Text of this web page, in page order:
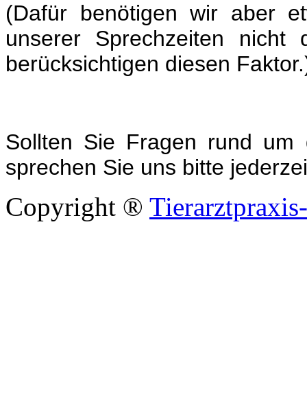
(Dafür benötigen wir aber
unserer Sprechzeiten nicht
berücksichtigen diesen
Sollten Sie Fragen rund um
sprechen Sie uns bitte
Copyright ®